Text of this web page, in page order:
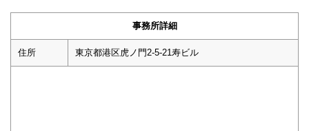
事務所詳細
住所 東京都港区虎ノ門2-5-21寿ビル